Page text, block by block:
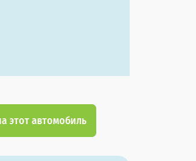
этот автомобиль